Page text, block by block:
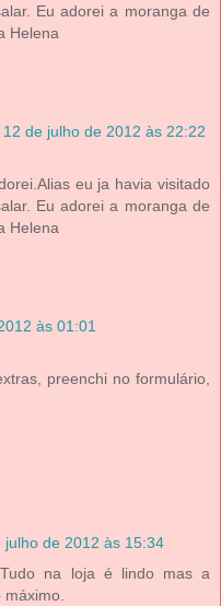
Eu adorei a moranga de
Helena
12 de julho de 2012 às 22:22
eu ja havia visitado
Eu adorei a moranga de
Helena
às 01:01
preenchi no formulário,
julho de 2012 às 15:34
na loja é lindo mas a